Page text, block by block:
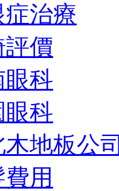
症治療
價
眼科
科
地板公司
用